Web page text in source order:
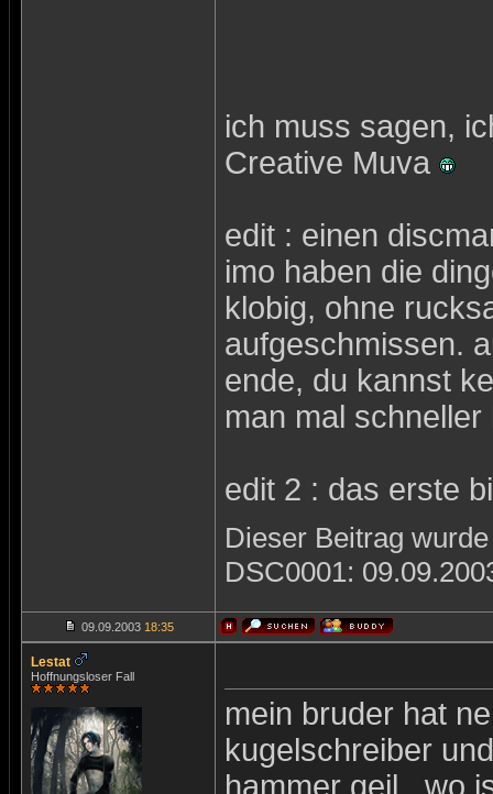
ich muss sagen,
Creative Muva
edit : einen
imo haben die
klobig, ohne
aufgeschmissen.
ende, du kannst
man mal
edit 2 : das erste
Dieser Beitrag
DSC0001:
09.09.2003 18:35
Lestat
Hoffnungsloser Fall
mein bruder hat
kugelschreiber
hammer geil , wo